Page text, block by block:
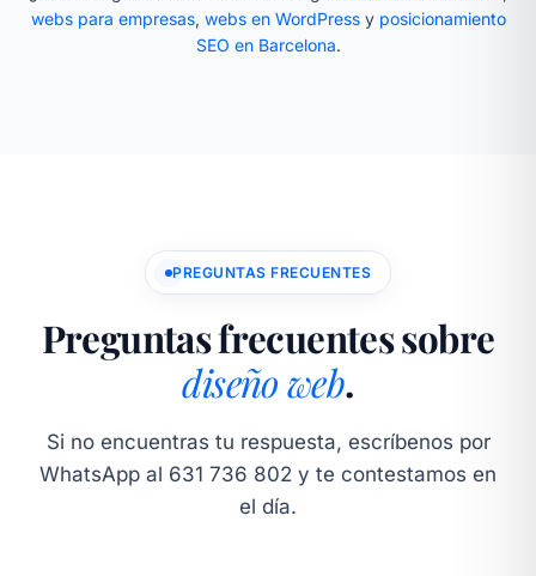
webs para empresas, webs en WordPressy posicionamiento
SEO en Barcelona.
PREGUNTAS FRECUENTES
Preguntas frecuentes sobre
diseño web.
Si no encuentras tu respuesta, escríbenos por
WhatsApp al 631 736 802 y te contestamos en
el día.